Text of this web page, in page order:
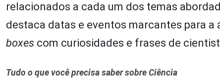
relacionados a cada um dos temas
destaca datas e eventos marcantes para
boxes com curiosidades e frases de
Tudo o que você precisa saber sobre Ciência